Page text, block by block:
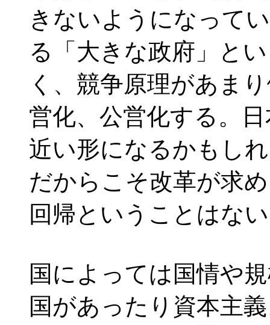
きないようになって
る「大きな政府」と
く、競争原理があま
営化、公営化する。
近い形になるかもし
だからこそ改革が求
回帰ということはな
国によっては国情や
国があったり資本主